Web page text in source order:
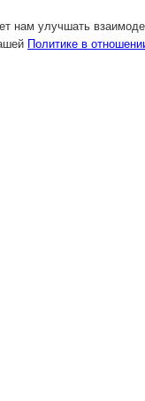
нам улучшать
Политике в